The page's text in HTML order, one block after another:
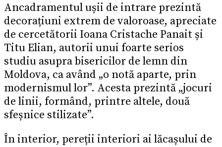
Ancadramentul ușii de intrare prezintă
decorațiuni extrem de valoroase, apreciate
de cercetătorii Ioana Cristache Panait și
Titu Elian, autorii unui foarte serios
studiu asupra bisericilor de lemn din
Moldova, ca având „o notă aparte, prin
modernismul lor”. Acesta prezintă „jocuri
de linii, formând, printre altele, două
sfeșnice stilizate”.
În interior, pereții interiori ai lăcașului de